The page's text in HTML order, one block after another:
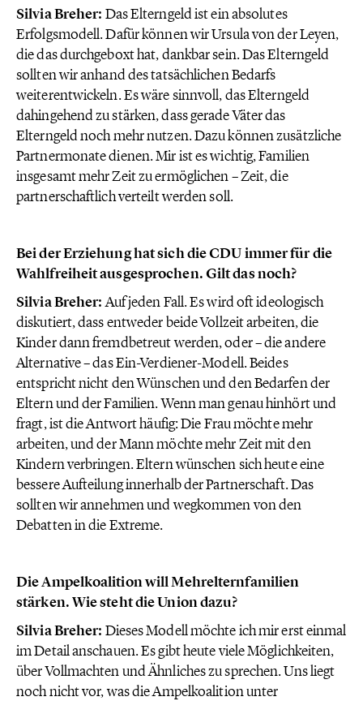
Silvia Breher: Das Elterngeld ist ein absolutes
Erfolgsmodell. Dafür können wir Ursula von der Leyen,
die das durchgeboxt hat, dankbar sein. Das Elterngeld
sollten wir anhand des tatsächlichen Bedarfs
weiterentwickeln. Es wäre sinnvoll, das Elterngeld
dahingehend zu stärken, dass gerade Väter das
Elterngeld noch mehr nutzen. Dazu können zusätzliche
Partnermonate dienen. Mir ist es wichtig, Familien
insgesamt mehr Zeit zu ermöglichen – Zeit, die
partnerschaftlich verteilt werden soll.
Bei der Erziehung hat sich die CDU immer für die
Wahlfreiheit ausgesprochen. Gilt das noch?
Silvia Breher:Auf jeden Fall. Es wird oft ideologisch
diskutiert, dass entweder beide Vollzeit arbeiten, die
Kinder dann fremdbetreut werden, oder – die andere
Alternative – das Ein-Verdiener-Modell. Beides
entspricht nicht den Wünschen und den Bedarfen der
Eltern und der Familien. Wenn man genau hinhört und
fragt, ist die Antwort häufig: Die Frau möchte mehr
arbeiten, und der Mann möchte mehr Zeit mit den
Kindern verbringen. Eltern wünschen sich heute eine
bessere Aufteilung innerhalb der Partnerschaft. Das
sollten wir annehmen und wegkommen von den
Debatten in die Extreme.
Die Ampelkoalition will Mehrelternfamilien
stärken. Wie steht die Union dazu?
Silvia Breher: Dieses Modell möchte ich mir erst einmal
im Detail anschauen. Es gibt heute viele Möglichkeiten,
über Vollmachten und Ähnliches zu sprechen. Uns liegt
noch nicht vor, was die Ampelkoalition unter